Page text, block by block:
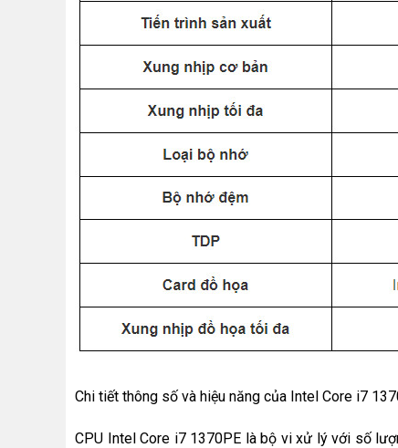
Chi tiết thông số và hiệu năng của Intel Core i7
CPU Intel Core i7 1370PE là bộ vi xử lý với số